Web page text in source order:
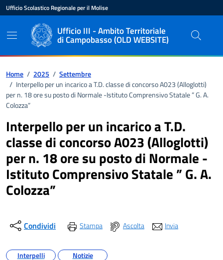
Vai ai contenuti
Vai al pié di pagina
Ente di appartenenza
Ufficio Scolastico Regionale per il Molise
Nome dell'enteUfficio III - Ambito Territoriale
di Campobasso (OLD WEBSITE)
Percorso di navigazione
Home / 2025 / Settembre
/ Interpello per un incarico a T.D. classe di concorso A023 (Alloglotti)
per n. 18 ore su posto di Normale -Istituto Comprensivo Statale ” G. A.
Colozza”
Interpello per un incarico a T.D.
classe di concorso A023 (Alloglotti)
per n. 18 ore su posto di Normale -
Istituto Comprensivo Statale ” G. A.
Colozza”
Condividi Stampa Ascolta Invia
Argomenti
Interpelli Notizie